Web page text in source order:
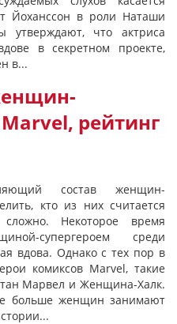
Йоханссон в роли Наташи
утверждают, что актриса
в секретном проекте,
в...
рейтинг
состав женщин-
кто из них считается
Некоторое время
супергероем среди
вдова. Однако с тех пор в
комиксов Marvel, такие
Марвел и Женщина-Халк.
больше женщин занимают